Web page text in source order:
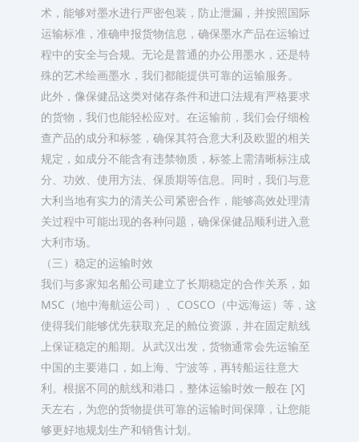
术，能够对墨水进行严密包装，防止泄漏，并按照国际
运输标准，准确申报货物信息，确保墨水产品在运输过
程中的安全与合规。无论是普通的办公用墨水，还是特
殊的艺术绘画墨水，我们都能提供可靠的运输服务。​
此外，像保健品这类对储存条件和进口法规有严格要求
的货物，我们也能轻松应对。在运输前，我们会仔细检
查产品的成分和标签，确保其符合意大利及欧盟的相关
规定，如成分不能含有违禁物质，标签上需清晰标注成
分、功效、使用方法、保质期等信息。同时，我们与意
大利当地有实力的清关公司紧密合作，能够高效处理清
关过程中可能出现的各种问题，确保保健品顺利进入意
大利市场。​
（三）稳定的运输时效​
我们与多家知名船公司建立了长期稳定的合作关系，如
MSC（地中海航运公司）、COSCO（中远海运）等，这
使得我们能够优先获取充足的舱位资源，并在固定航线
上保证稳定的船期。从武汉出发，货物通常会先运输至
中国的主要港口，如上海、宁波等，再转船运往意大
利。根据不同的航线和港口，整体运输时效一般在 [X]
天左右，为您的货物提供可靠的运输时间保障，让您能
够更好地规划生产和销售计划。​